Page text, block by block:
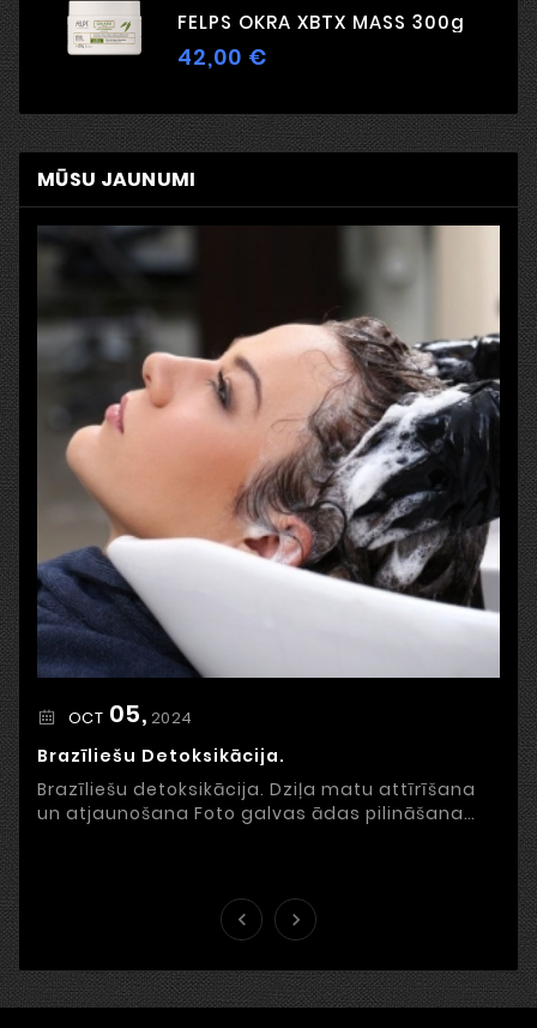
FELPS OKRA XBTX MASS 300g
42,00 €Cena
MŪSU JAUNUMI
OCT 05, 2024
Brazīliešu Detoksikācija.
Brazīliešu detoksikācija. Dziļa matu attīrīšana
un atjaunošana Foto galvas ādas pilināšana

